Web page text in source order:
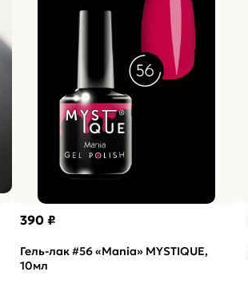
390 ₽
Гель-лак #56 «Mania» MYSTIQUE,
10мл